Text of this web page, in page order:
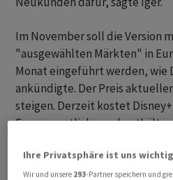
Im November soll die Version
"ausgewählten Märkten" in
Monat eingeführt werden, wie
ankündigte. Der Preis
steigen. Derzeit kostet
Euro monatlich - und enthält
muss.
Ihre Privatsphäre ist uns wichtig
Wir und unsere 293-Partner speichern und